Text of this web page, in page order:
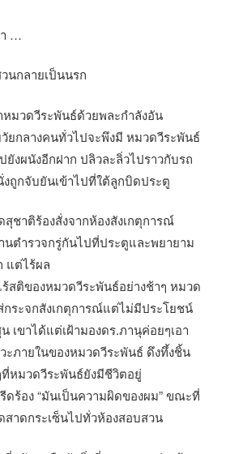
…
นกลายเป็นนรก
หมวดวีระพันธ์ด้วยพละกำลังอัน
ยกลางคนทั่วไปจะพึงมี หมวดวีระพันธ์
ยังผนังอีกฝาก ปลิวละลิ่วไปราวกับรถ
งถูกจับยันเข้าไปที่ใต้ลูกบิดประตู
สุชาติร้องสั่งจากห้องสังเกตุการณ์
ตำรวจกรู่กันไปที่ประตูและพยายาม
แต่ไร้ผล
สติของหมวดวีระพันธ์อย่างช้าๆ หมวด
ระจกสังเกตุการณ์แต่ไม่มีประโยชน์
เขาได้แต่เฝ้ามองดร.ภานุค่อยๆเอา
ะภายในของหมวดวีระพันธ์ ดึงทึ้งชิ้น
หมวดวีระพันธ์ยังมีชีวิตอยู่
ดร้อง “มันเป็นความผิดของผม” ขณะที่
สาดกระเซ็นไปทั่วห้องสอบสวน